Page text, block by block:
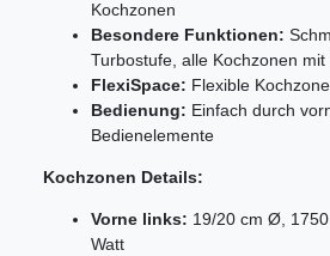
Kochzonen
Besondere Funktionen:
Turbostufe, alle Kochzonen
FlexiSpace: Flexible Kochzone
Bedienung: Einfach durch
Bedienelemente
Kochzonen Details:
Vorne links: 19/20 cm Ø,
Watt